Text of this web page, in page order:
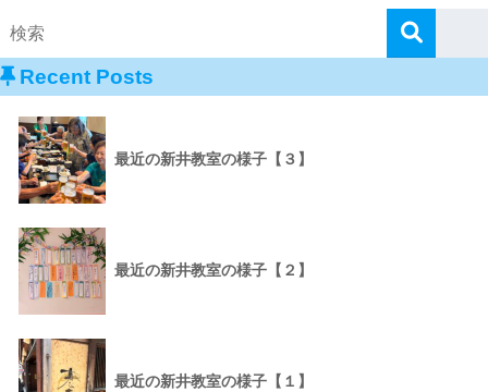
Recent Posts
最近の新井教室の様子【３】
最近の新井教室の様子【２】
最近の新井教室の様子【１】